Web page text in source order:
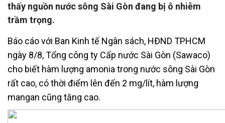
thấy nguồn nước sông Sài Gòn đang bị ô nhiễm
trầm trọng.
Báo cáo với Ban Kinh tế Ngân sách, HĐND TPHCM
ngày 8/8, Tổng công ty Cấp nước Sài Gòn (Sawaco)
cho biết hàm lượng amonia trong nước sông Sài Gòn
rất cao, có thời điểm lên đến 2 mg/lít, hàm lượng
mangan cũng tăng cao.